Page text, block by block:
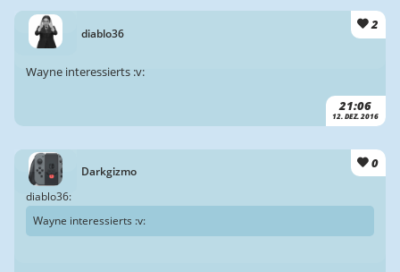
diablo36
2
21:06
12. DEZ. 2016
Wayne interessierts :v:
Darkgizmo
0
diablo36:
Wayne interessierts :v: